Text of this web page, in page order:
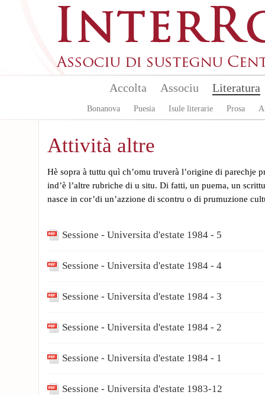
Accolta Associu Literatura
Bonanova Puesia Isule literarie Prosa
Attività altre
Hè sopra à tuttu quì ch’omu truverà l’origine di parechje
ind’è l’altre rubriche di u situ. Di fatti, un puema, un
nasce in cor’di un’azzione di scontru o di prumuzione
Sessione - Universita d'estate 1984 - 5
Sessione - Universita d'estate 1984 - 4
Sessione - Universita d'estate 1984 - 3
Sessione - Universita d'estate 1984 - 2
Sessione - Universita d'estate 1984 - 1
Sessione - Universita d'estate 1983-12